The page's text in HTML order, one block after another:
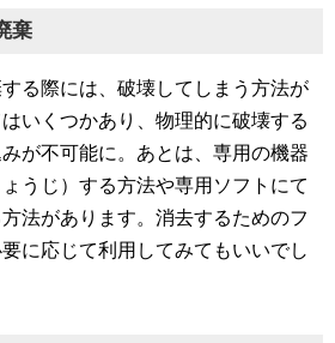
棄
る際には、破壊してしまう方法が
いくつかあり、物理的に破壊する
が不可能に。あとは、専用の機器
うじ）する方法や専用ソフトにて
法があります。消去するためのフ
に応じて利用してみてもいいでし